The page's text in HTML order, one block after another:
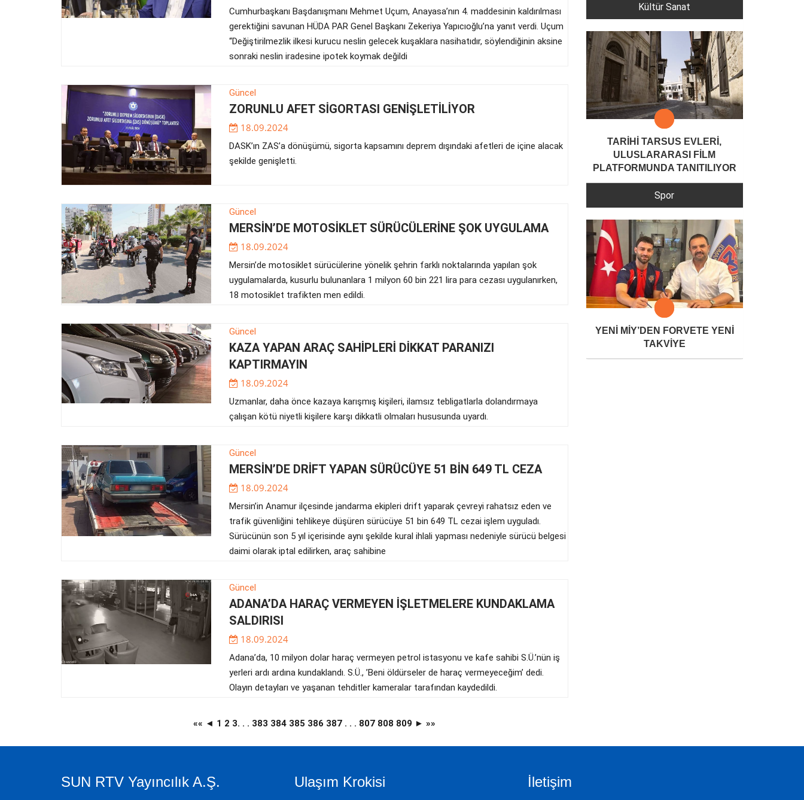
Cumhurbaşkanı Başdanışmanı Mehmet Uçum, Anayasa’nın 4. maddesinin kaldırılması
gerektiğini savunan HÜDA PAR Genel Başkanı Zekeriya Yapıcıoğlu’na yanıt verdi. Uçum
“Değiştirilmezlik ilkesi kurucu neslin gelecek kuşaklara nasihatıdır, söylendiğinin aksine
sonraki neslin iradesine ipotek koymak değildi
Güncel
ZORUNLU AFET SİGORTASI GENİŞLETİLİYOR
18.09.2024
DASK’ın ZAS’a dönüşümü, sigorta kapsamını deprem dışındaki afetleri de içine alacak
şekilde genişletti.
Güncel
MERSİN’DE MOTOSİKLET SÜRÜCÜLERİNE ŞOK UYGULAMA
18.09.2024
Mersin’de motosiklet sürücülerine yönelik şehrin farklı noktalarında yapılan şok
uygulamalarda, kusurlu bulunanlara 1 milyon 60 bin 221 lira para cezası uygulanırken,
18 motosiklet trafikten men edildi.
Güncel
KAZA YAPAN ARAÇ SAHİPLERİ DİKKAT PARANIZI
KAPTIRMAYIN
18.09.2024
Uzmanlar, daha önce kazaya karışmış kişileri, ilamsız tebligatlarla dolandırmaya
çalışan kötü niyetli kişilere karşı dikkatli olmaları hususunda uyardı.
Güncel
MERSİN’DE DRİFT YAPAN SÜRÜCÜYE 51 BİN 649 TL CEZA
18.09.2024
Mersin’in Anamur ilçesinde jandarma ekipleri drift yaparak çevreyi rahatsız eden ve
trafik güvenliğini tehlikeye düşüren sürücüye 51 bin 649 TL cezai işlem uyguladı.
Sürücünün son 5 yıl içerisinde aynı şekilde kural ihlali yapması nedeniyle sürücü belgesi
daimi olarak iptal edilirken, araç sahibine
Güncel
ADANA’DA HARAÇ VERMEYEN İŞLETMELERE KUNDAKLAMA
SALDIRISI
18.09.2024
Adana’da, 10 milyon dolar haraç vermeyen petrol istasyonu ve kafe sahibi S.Ü.’nün iş
yerleri ardı ardına kundaklandı. S.Ü., ’Beni öldürseler de haraç vermeyeceğim’ dedi.
Olayın detayları ve yaşanan tehditler kameralar tarafından kaydedildi.
«« ◄ 1 2 3. . . 383 384 385 386 387 . . . 807 808 809 ► »»
Kültür Sanat
TARİHİ TARSUS EVLERİ,
ULUSLARARASI FİLM
PLATFORMUNDA TANITILIYOR
Spor
YENİ MİY’DEN FORVETE YENİ
TAKVİYE
SUN RTV Yayıncılık A.Ş. Ulaşım Krokisi İletişim